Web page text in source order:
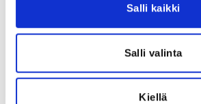
Salli kaikki
Salli valinta
Kiellä
5.0 5:sta
€54,00
€43,03 (ALV 0%)